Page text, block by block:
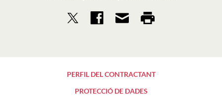
PERFIL DEL CONTRACTANT
PROTECCIÓ DE DADES